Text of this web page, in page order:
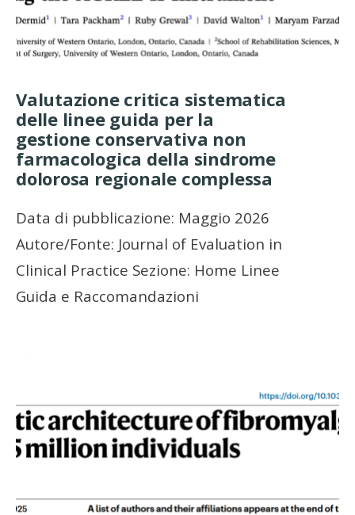
Valutazione critica sistematica
delle linee guida per la
gestione conservativa non
farmacologica della sindrome
dolorosa regionale complessa
Data di pubblicazione: Maggio 2026
Autore/Fonte: Journal of Evaluation in
Clinical Practice Sezione: Home Linee
Guida e Raccomandazioni